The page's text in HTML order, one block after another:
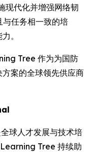
现代化并增强网络韧
任务相一致的培
。
Tree 作为为国防
案的全球领先供应商
球人才发展与技术培
Tree 持续助